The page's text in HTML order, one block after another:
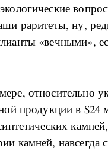
раритеты, ну,
«вечными»,
относительно
продукции в
камней, навсегда